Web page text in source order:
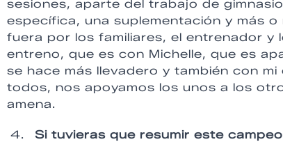
sesiones, aparte del trabajo de
específica, una suplementación y más
fuera por los familiares, el entrenador y
entreno, que es con Michelle, que es
se hace más llevadero y también con
todos, nos apoyamos los unos a los
amena.
Si tuvieras que resumir este